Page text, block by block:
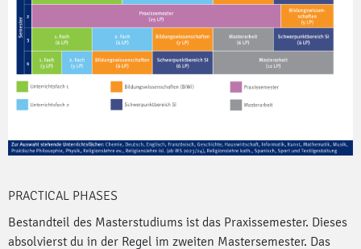
PRACTICAL PHASES
Bestandteil des Masterstudiums ist das Praxissemester. Dieses
absolvierst du in der Regel im zweiten Mastersemester. Das